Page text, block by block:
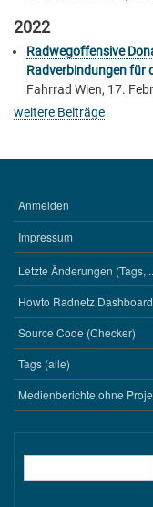
2022
Radwegoffensive
Radverbindungen für
Fahrrad Wien, 17.
weitere Beiträge
BENUTZERMENÜ
Anmelden
Impressum
WERKZEUGE
Letzte Änderungen (Tags,
Howto Radnetz Dashboard
Source Code (Checker)
Tags (alle)
Medienberichte ohne
Suche